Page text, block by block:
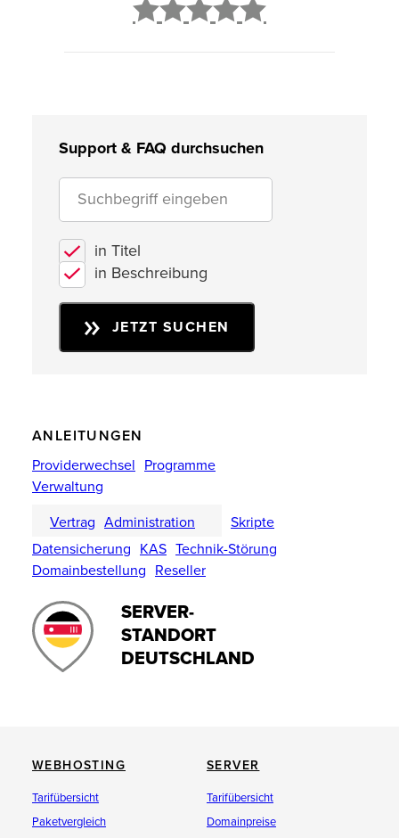
Support & FAQ durchsuchen
in Titel
in Beschreibung
JETZT SUCHEN
ANLEITUNGEN
Providerwechsel Programme
Verwaltung
Vertrag Administration
Skripte
Datensicherung KAS Technik-Störung
Domainbestellung Reseller
SERVER-
STANDORT
DEUTSCHLAND
WEBHOSTING
Tarifübersicht
Paketvergleich
SERVER
Tarifübersicht
Domainpreise